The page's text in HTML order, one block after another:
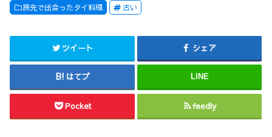
旅先で出会ったタイ料理 古い
ツイート シェア
はてブ LINE
Pocket feedly